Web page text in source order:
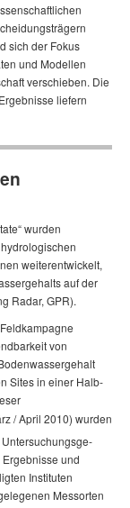
sich der Fokus
und Modellen
verschieben. Die
liefern
wurden
wei­ter­ent­wickelt,
auf der
Radar, GPR).
von
Sites in einer Halb­
/ April 2010) wurden
Un­ter­such­ungs­ge­
und
Instituten
Messorten